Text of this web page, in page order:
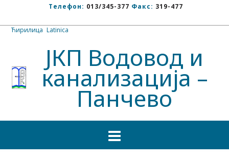
Телефон: 013/345-377 Факс: 319-477
Ћирилица Latinica
ЈКП Водовод и
канализација –
Панчево